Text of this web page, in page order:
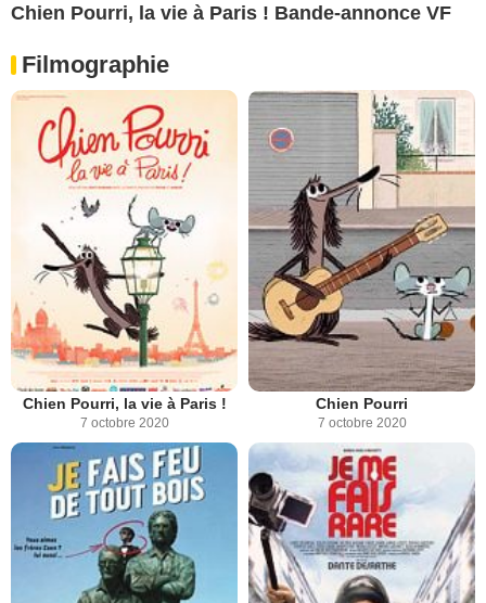
Chien Pourri, la vie à Paris ! Bande-annonce VF
Filmographie
Chien Pourri, la vie à Paris !
7 octobre 2020
Chien Pourri
7 octobre 2020